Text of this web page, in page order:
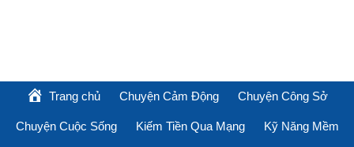
Trang chủ Chuyện Cảm Động Chuyện Công Sở
Chuyện Cuộc Sống Kiếm Tiền Qua Mạng Kỹ Năng Mềm